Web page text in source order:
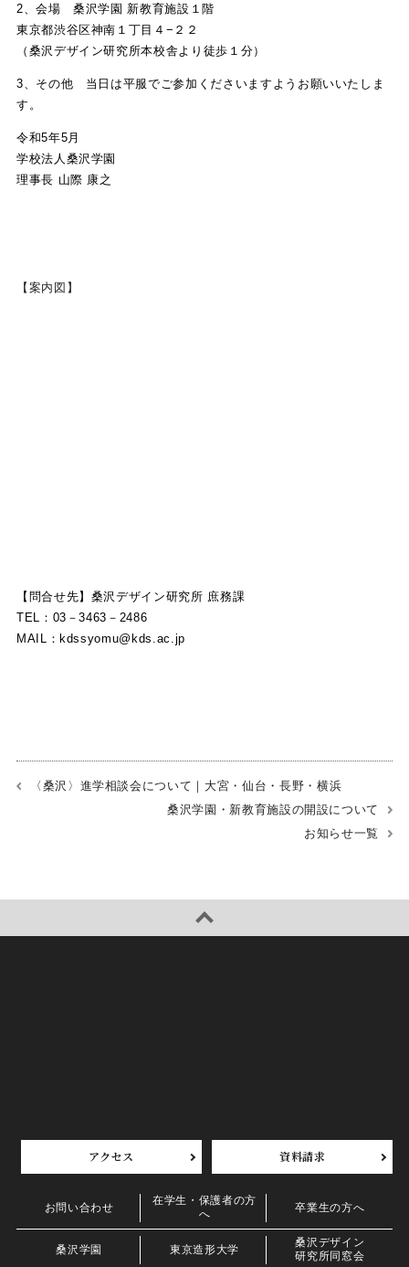
2、会場 桑沢学園 新教育施設１階
東京都渋谷区神南１丁目４−２２
（桑沢デザイン研究所本校舎より徒歩１分）
3、その他 当日は平服でご参加くださいますようお願いいたしま
す。
令和5年5月
学校法人桑沢学園
理事長 山際 康之
【案内図】
【問合せ先】桑沢デザイン研究所 庶務課
TEL：03－3463－2486
MAIL：kdssyomu@kds.ac.jp
〈桑沢〉進学相談会について｜大宮・仙台・長野・横浜
桑沢学園・新教育施設の開設について
お知らせ一覧
アクセス 資料請求
お問い合わせ
在学生・保護者の方
へ
卒業生の方へ
桑沢学園 東京造形大学
桑沢デザイン
研究所同窓会